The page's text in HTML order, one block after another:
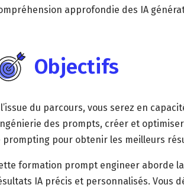
approfondie des IA
Objectifs
l’issue du parcours, vous serez en
des prompts, créer et
prompting pour obtenir les meilleurs
formation prompt engineer aborde
IA précis et personnalisés. Vous